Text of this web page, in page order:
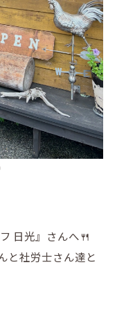
日光』さんへ🍴
と社労士さん達と